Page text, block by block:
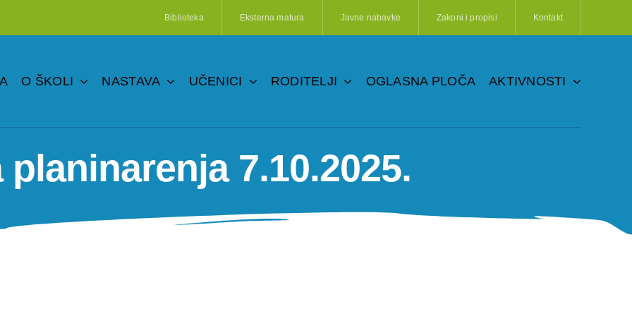
Biblioteka Eksterna matura Javne nabavke Zakoni i propisi Kontakt
O ŠKOLI NASTAVA UČENICI RODITELJI OGLASNA PLOČA AKTIVNOSTI
planinarenja 7.10.2025.